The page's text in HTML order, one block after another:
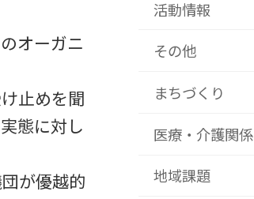
オーガニ
止めを聞
態に対し
が優越的
活動情報
その他
まちづくり
医療・介護関係
地域課題